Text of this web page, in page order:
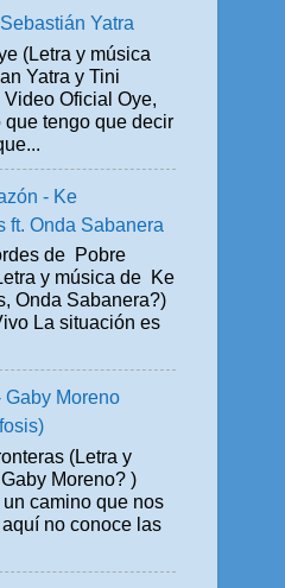
Yatra
(Letra y música
Yatra y Tini
Oficial Oye,
que tengo que decir
- Ke
ft. Onda Sabanera
de Pobre
y música de Ke
Onda Sabanera?)
La situación es
Gaby Moreno
(Letra y
Moreno? )
camino que nos
no conoce las